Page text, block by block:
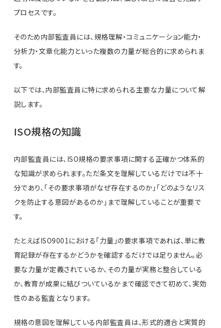
プロセスです。
そのため内部監査員には、規格理解・コミュニケーション能力・
分析力・文章化能力といった複数の力量が総合的に求められま
す。
以下では、内部監査員に特に求められる主要な力量について解
説します。
ISO規格の知識
内部監査員には、ISO規格の要求事項に関する正確かつ体系的
な知識が求められます。ただ条文を理解しているだけでは不十
分であり、「その要求事項がなぜ存在するのか」「どのようなリス
クを防止する意図があるのか」まで理解していることが重要で
す。
たとえばISO9001における「力量」の要求事項であれば、単に教
育記録が存在するかどうかを確認するだけでは足りません。必
要な力量が定義されているか、その力量が実務と整合している
か、教育が成果に結びついているかまで確認できて初めて、実効
性のある監査となります。
規格の意図を理解している内部監査員は、形式的適合と実質的